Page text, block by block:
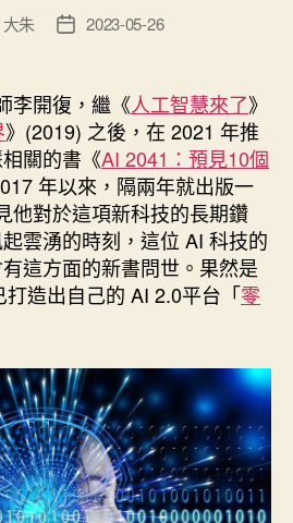
大朱
文
佈
日
期
2023-05-26
李開復，繼《人工智慧來了》
》(2019) 之後，在 2021 年推
關的書《AI 2041：預見10個
年以來，隔兩年就出版一
他對於這項新科技的長期鑽
雲湧的時刻，這位 AI 科技的
這方面的新書問世。果然是
打造出自己的 AI 2.0平台「零